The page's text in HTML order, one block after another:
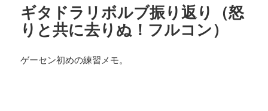
ギタドラリボルブ振り返り（怒
りと共に去りぬ！フルコン）
ゲーセン初めの練習メモ。